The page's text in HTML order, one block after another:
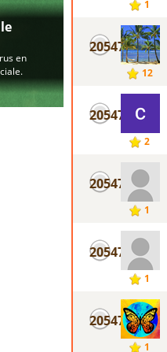
1
20547
12
20547
2
20547
1
20547
1
20547
1